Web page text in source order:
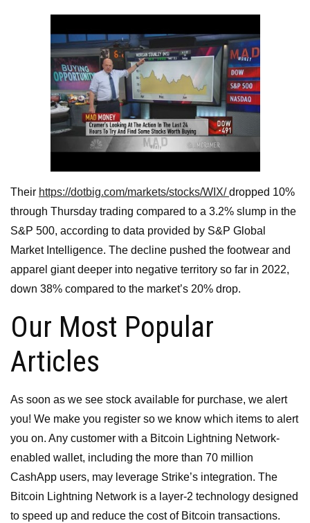
Their https://dotbig.com/markets/stocks/WIX/dropped 10%
through Thursday trading compared to a 3.2% slump in the
S&P 500, according to data provided by S&P Global
Market Intelligence. The decline pushed the footwear and
apparel giant deeper into negative territory so far in 2022,
down 38% compared to the market’s 20% drop.
Our Most Popular
Articles
As soon as we see stock available for purchase, we alert
you! We make you register so we know which items to alert
you on. Any customer with a Bitcoin Lightning Network-
enabled wallet, including the more than 70 million
CashApp users, may leverage Strike’s integration. The
Bitcoin Lightning Network is a layer-2 technology designed
to speed up and reduce the cost of Bitcoin transactions.